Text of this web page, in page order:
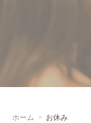
ホーム
お休み